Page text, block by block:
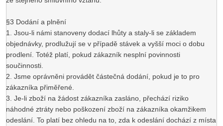
§3 Dodání a plnění
1. Jsou-li námi stanoveny dodací lhůty a staly-li se základem
objednávky, prodlužují se v případě stávek a vyšší moci o dobu
prodlení. Totéž platí, pokud zákazník nesplní povinnosti
součinnosti.
2. Jsme oprávněni provádět částečná dodání, pokud je to pro
zákazníka přiměřené.
3. Je-li zboží na žádost zákazníka zasláno, přechází riziko
náhodné ztráty nebo poškození zboží na zákazníka okamžikem
odeslání. To platí bez ohledu na to, zda k odeslání dochází z místa